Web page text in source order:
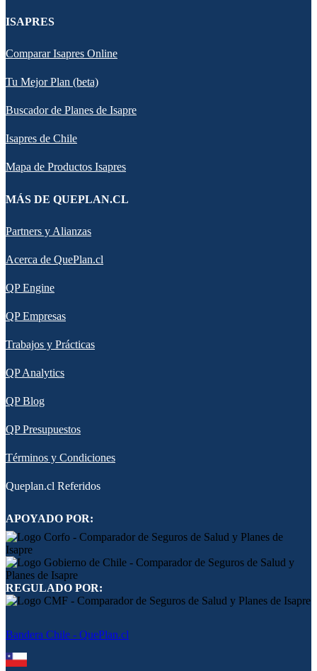
ISAPRES
Comparar Isapres Online
Tu Mejor Plan (beta)
Buscador de Planes de Isapre
Isapres de Chile
Mapa de Productos Isapres
MÁS DE QUEPLAN.CL
Partners y Alianzas
Acerca de QuePlan.cl
QP Engine
QP Empresas
Trabajos y Prácticas
QP Analytics
QP Blog
QP Presupuestos
Términos y Condiciones
Queplan.cl Referidos
APOYADO POR:
REGULADO POR:
Bandera Chile - QuePlan.cl